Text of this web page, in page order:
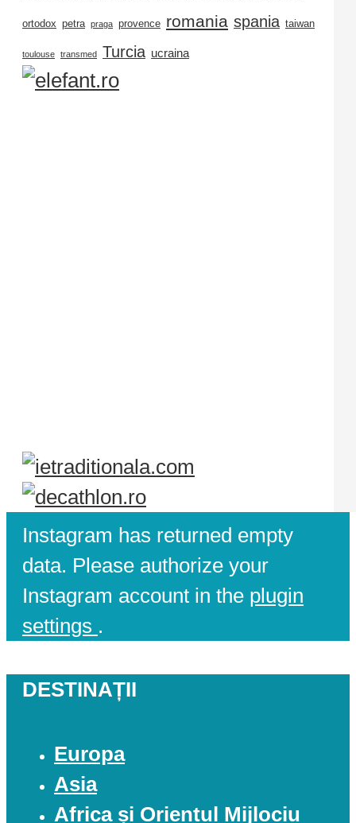
ortodox petra praga provence romania spania taiwan
toulouse transmed Turcia ucraina
Instagram has returned empty
data. Please authorize your
Instagram account in the plugin
settings .
DESTINAȚII
Europa
Asia
Africa și Orientul Mijlociu